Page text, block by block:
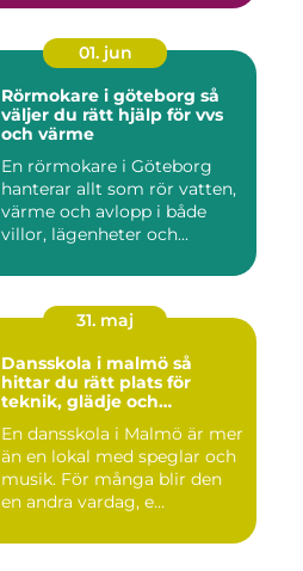
01. jun
Rörmokare i göteborg så
väljer du rätt hjälp för vvs
och värme
En rörmokare i Göteborg
hanterar allt som rör vatten,
värme och avlopp i både
villor, lägenheter och...
31. maj
Dansskola i malmö så
hittar du rätt plats för
teknik, glädje och
En dansskola i Malmö är mer
än en lokal med speglar och
musik. För många blir den
en andra vardag, e...